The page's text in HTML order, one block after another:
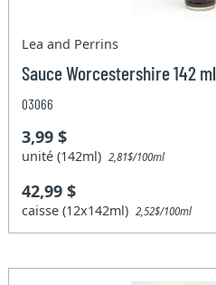
Lea and Perrins
Sauce Worcestershire 142 ml
03066
3,99 $
unité (142ml)2,81$/100ml
42,99 $
caisse (12x142ml)2,52$/100ml